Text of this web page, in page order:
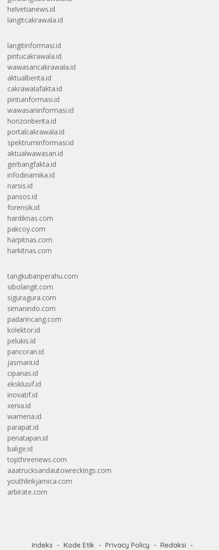
helvetianews.id
langitcakrawala.id
langitinformasi.id
pintucakrawala.id
wawasancakrawala.id
aktualberita.id
cakrawalafakta.id
pintuinformasi.id
wawasaninformasi.id
horizonberita.id
portalcakrawala.id
spektruminformasi.id
aktualwawasan.id
gerbangfakta.id
infodinamika.id
narsis.id
pansos.id
forensik.id
hardiknas.com
pakcoy.com
harpitnas.com
harkitnas.com
tangkubanperahu.com
sibolangit.com
siguragura.com
simanindo.com
padarincang.com
kolektor.id
pelukis.id
pancoran.id
jasmani.id
cipanas.id
eksklusif.id
inovatif.id
xenia.id
wamena.id
parapat.id
penatapan.id
balige.id
topthreenews.com
aaatrucksandautowreckings.com
youthlinkjamica.com
arbirate.com
Indeks Kode Etik Privacy Policy Redaksi